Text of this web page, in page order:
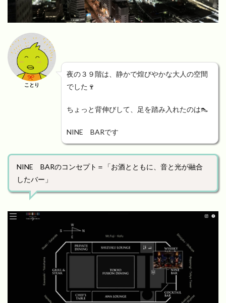
ことり
夜の３９階は、静かで煌びやかな大人の空間
でした🍷
ちょっと背伸びして、足を踏み入れたのは👠
NINE BARです
NINE BARのコンセプト＝「お酒とともに、音と光が融合
したバー」